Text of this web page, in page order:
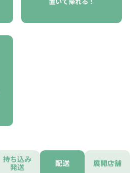
持ち込み
発送
配送 展開店舗